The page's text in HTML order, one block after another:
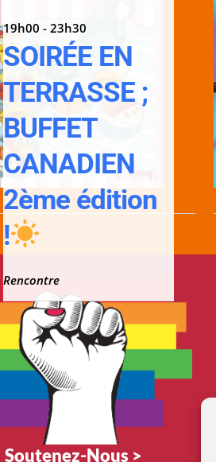
19h00 - 23h30
SOIRÉE EN
TERRASSE ;
BUFFET
CANADIEN
2ème édition
!
Rencontre
Soutenez-Nous >